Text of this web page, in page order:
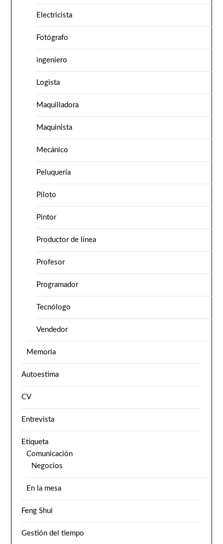
Electricista
Fotógrafo
ingeniero
Logista
Maquilladora
Maquinista
Mecánico
Peluquería
Piloto
Pintor
Productor de línea
Profesor
Programador
Tecnólogo
Vendedor
Memoria
Autoestima
CV
Entrevista
Etiqueta
Comunicación
Negocios
En la mesa
Feng Shui
Gestión del tiempo